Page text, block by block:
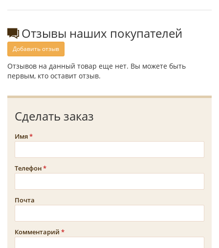
Отзывы наших покупателей
Добавить отзыв
Отзывов на данный товар еще нет. Вы можете быть
первым, кто оставит отзыв.
Сделать заказ
Имя
Телефон
Почта
Комментарий